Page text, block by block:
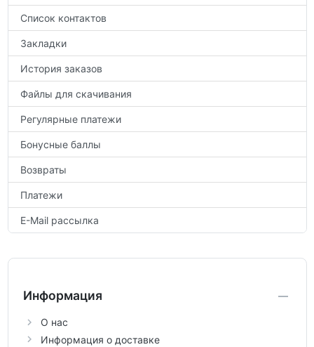
Список контактов
Закладки
История заказов
Файлы для скачивания
Регулярные платежи
Бонусные баллы
Возвраты
Платежи
E-Mail рассылка
Информация
О нас
Информация о доставке